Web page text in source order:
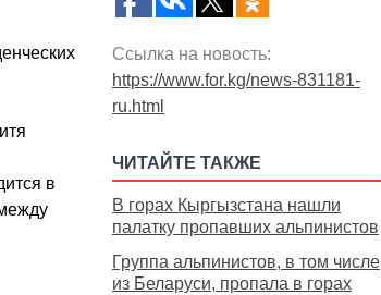
в
Ссылка на новость:
https://www.for.kg/news-831181-
ru.html
ЧИТАЙТЕ ТАКЖЕ
В горах Кыргызстана нашли
палатку пропавших альпинистов
Группа альпинистов, в том числе
из Беларуси, пропала в горах